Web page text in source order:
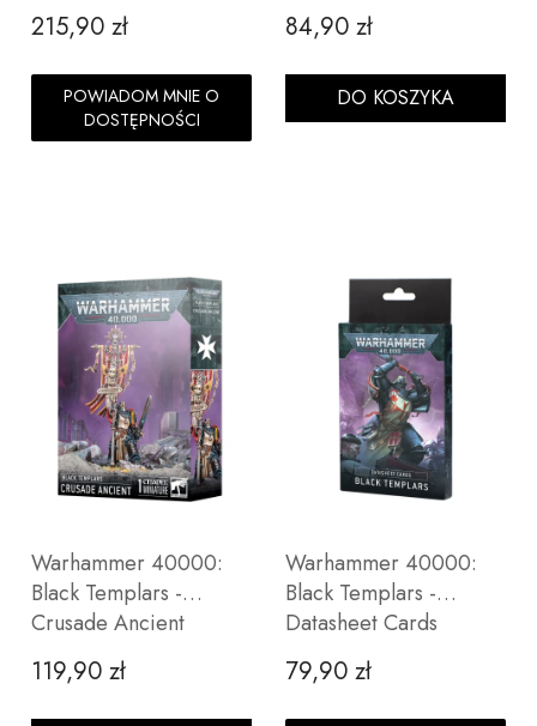
Cena
215,90 zł
POWIADOM MNIE O
DOSTĘPNOŚCI
Cena
84,90 zł
DO KOSZYKA
Warhammer 40000:
Black Templars -
Crusade Ancient
Cena
119,90 zł
Warhammer 40000:
Black Templars -
Datasheet Cards
Cena
79,90 zł